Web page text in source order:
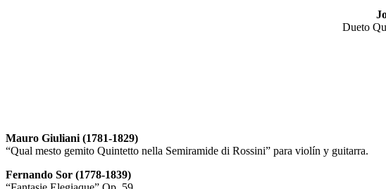
Dueto
Mauro Giuliani (1781-1829)
“Qual mesto gemito Quintetto nella Semiramide di Rossini” para violín y guitarra.
Fernando Sor (1778-1839)